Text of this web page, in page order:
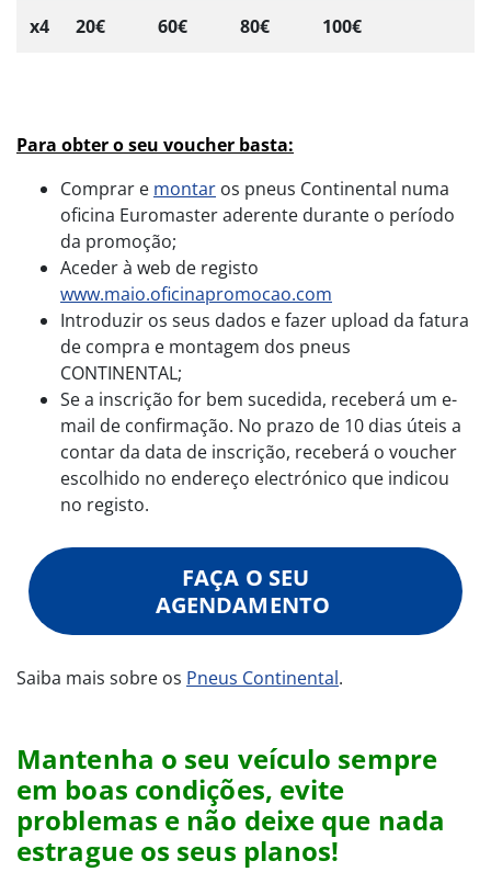
x4 20€ 60€ 80€ 100€
Para obter o seu voucher basta:
Comprar e montar os pneus Continental numa
oficina Euromaster aderente durante o período
da promoção;
Aceder à web de registo
www.maio.oficinapromocao.com
Introduzir os seus dados e fazer upload da fatura
de compra e montagem dos pneus
CONTINENTAL;
Se a inscrição for bem sucedida, receberá um e-
mail de confirmação. No prazo de 10 dias úteis a
contar da data de inscrição, receberá o voucher
escolhido no endereço electrónico que indicou
no registo.
FAÇA O SEU
AGENDAMENTO
Saiba mais sobre os Pneus Continental.
Mantenha o seu veículo sempre
em boas condições, evite
problemas e não deixe que nada
estrague os seus planos!